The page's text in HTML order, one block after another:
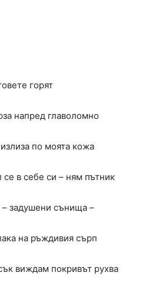
горят
напред главоломно
по моята кожа
се в себе си – ням пътник
– задушени сънища –
на ръждивия сърп
виждам покривът рухва